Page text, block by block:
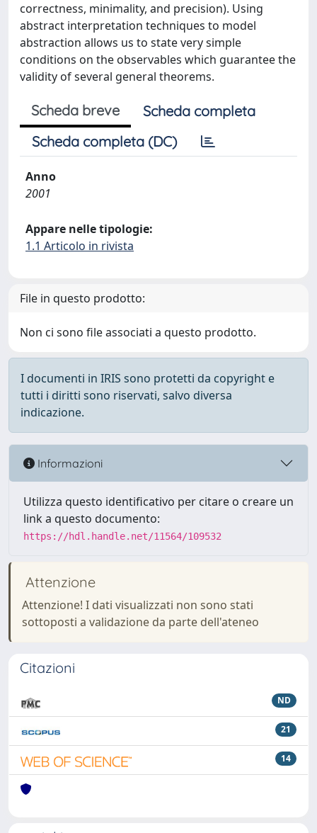
correctness, minimality, and precision). Using
abstract interpretation techniques to model
abstraction allows us to state very simple
conditions on the observables which guarantee the
validity of several general theorems.
Scheda breve
Scheda completa
Scheda completa (DC)
Anno
2001
Appare nelle tipologie:
1.1 Articolo in rivista
File in questo prodotto:
Non ci sono file associati a questo prodotto.
I documenti in IRIS sono protetti da copyright e
tutti i diritti sono riservati, salvo diversa
indicazione.
Informazioni
Utilizza questo identificativo per citare o creare un
link a questo documento:
https://hdl.handle.net/11564/109532
Attenzione
Attenzione! I dati visualizzati non sono stati
sottoposti a validazione da parte dell'ateneo
Citazioni
ND
21
14